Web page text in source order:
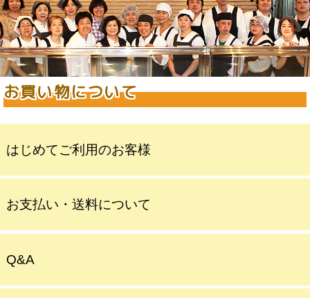
お買い物について
はじめてご利用のお客様
お支払い・送料について
Q&A